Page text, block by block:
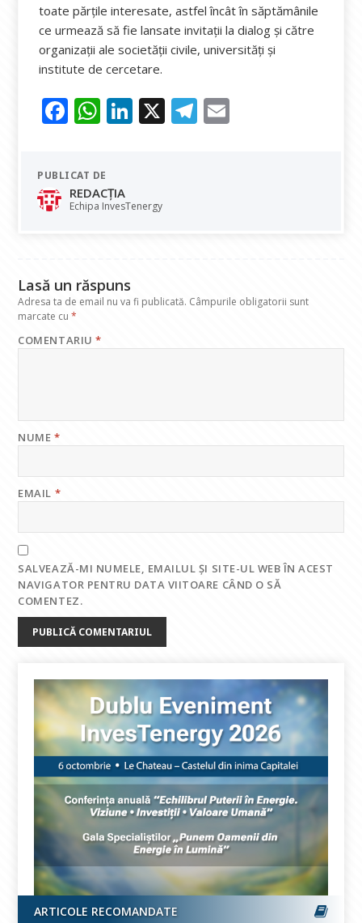
toate părțile interesate, astfel încât în săptămânile
ce urmează să fie lansate invitații la dialog și către
organizații ale societății civile, universități și
institute de cercetare.
F
e
b
o
W
at
s
A
Li
dI
X T
PUBLICAT DE
REDACȚIA
Echipa InvesTenergy
Lasă un răspuns
Adresa ta de email nu va fi publicată. Câmpurile obligatorii sunt
marcate cu*
COMENTARIU*
NUME*
EMAIL *
SALVEAZĂ-MI NUMELE, EMAILUL ȘI SITE-UL WEB ÎN ACEST
NAVIGATOR PENTRU DATA VIITOARE CÂND O SĂ
COMENTEZ.
ARTICOLE RECOMANDATE